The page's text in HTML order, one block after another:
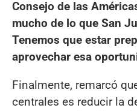
Consejo de las
mucho de lo que San
Tenemos que estar
aprovechar esa
Finalmente, remarcó
centrales es reducir la